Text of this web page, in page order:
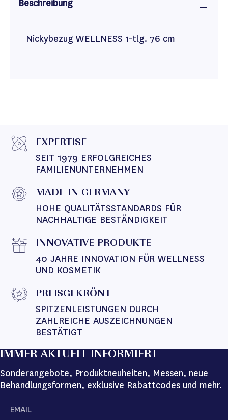
Beschreibung
Nickybezug WELLNESS 1-tlg. 76 cm
EXPERTISE
SEIT 1979 ERFOLGREICHES
FAMILIENUNTERNEHMEN
MADE IN GERMANY
HOHE QUALITÄTSSTANDARDS FÜR
NACHHALTIGE BESTÄNDIGKEIT
INNOVATIVE PRODUKTE
40 JAHRE INNOVATION FÜR WELLNESS
UND KOSMETIK
PREISGEKRÖNT
SPITZENLEISTUNGEN DURCH
ZAHLREICHE AUSZEICHNUNGEN
BESTÄTIGT
IMMER AKTUELL INFORMIERT
Sonderangebote, Produktneuheiten, Messen, neue
Behandlungsformen, exklusive Rabattcodes und mehr.